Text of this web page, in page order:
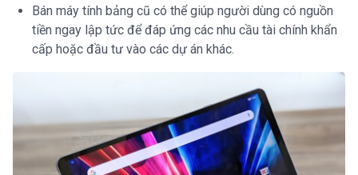
Bán máy tính bảng cũ có thể giúp người dùng có nguồn
tiền ngay lập tức để đáp ứng các nhu cầu tài chính khẩn
cấp hoặc đầu tư vào các dự án khác.